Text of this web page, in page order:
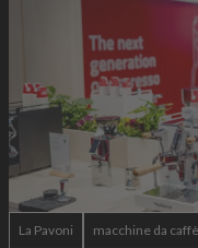
La Pavoni macchine da caffè